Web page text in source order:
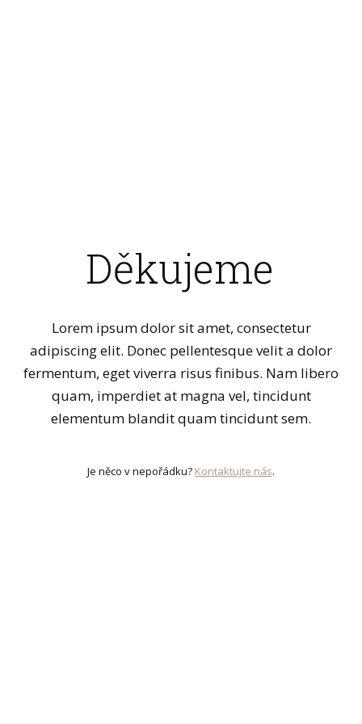
Děkujeme
Lorem ipsum dolor sit amet, consectetur
adipiscing elit. Donec pellentesque velit a dolor
fermentum, eget viverra risus finibus. Nam libero
quam, imperdiet at magna vel, tincidunt
elementum blandit quam tincidunt sem.
Je něco v nepořádku? Kontaktujte nás.